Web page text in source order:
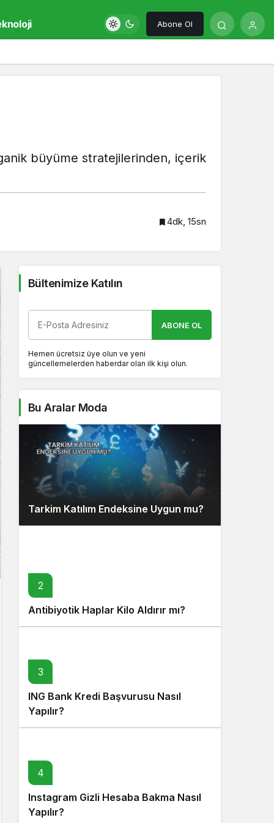
Abone Ol
büyüme stratejilerinden, içerik
4dk, 15sn
Bültenimize Katılın
ABONE OL
Hemen ücretsiz üye olun ve yeni
güncellemelerden haberdar olan ilk kişi olun.
Bu Aralar Moda
Tarkim Katılım Endeksine Uygun mu?
2
Antibiyotik Haplar Kilo Aldırır mı?
3
ING Bank Kredi Başvurusu Nasıl
Yapılır?
4
Instagram Gizli Hesaba Bakma Nasıl
Yapılır?